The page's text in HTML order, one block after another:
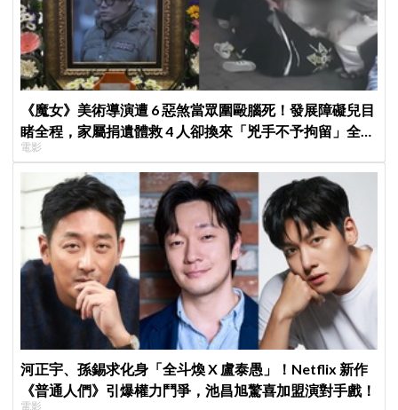
《魔女》美術導演遭 6 惡煞當眾圍毆腦死！發展障礙兒目
睹全程，家屬捐遺體救 4 人卻換來「兇手不予拘留」全韓
怒炸
電影
河正宇、孫錫求化身「全斗煥 X 盧泰愚」！Netflix 新作
《普通人們》引爆權力鬥爭，池昌旭驚喜加盟演對手戲！
電影